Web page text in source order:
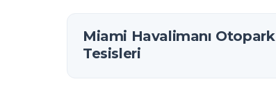
Miami Havalimanı Otopark
Tesisleri